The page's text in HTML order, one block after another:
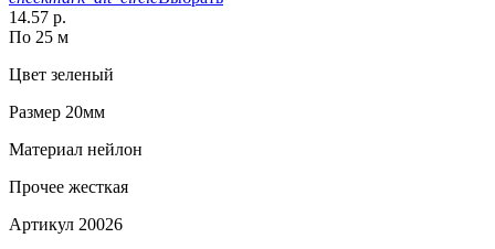
14.57 р.
По 25 м
Цвет зеленый
Размер 20мм
Материал нейлон
Прочее жесткая
Артикул 20026